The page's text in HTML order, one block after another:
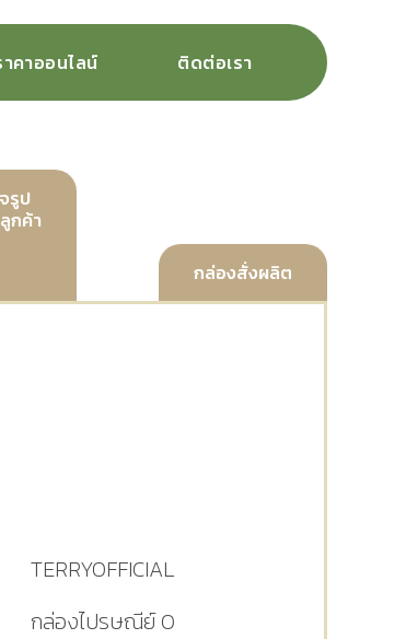
คาออนไลน์ ติดต่อเรา
รูป
กค้า
กล่องสั่งผลิต
TERRYOFFICIAL
กล่องไปรษณีย์ 0